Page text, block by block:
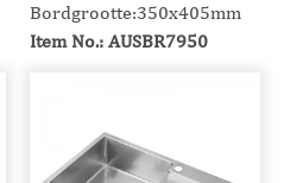
Bordgrootte:350x405mm
Item No.: AUSBR7950